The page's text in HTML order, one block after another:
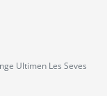
Ultimen Les Seves